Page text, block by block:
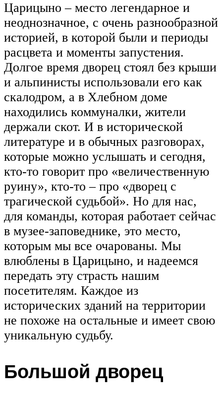
Царицыно – место легендарное и
неоднозначное, с очень разнообразной
историей, в которой были и периоды
расцвета и моменты запустения.
Долгое время дворец стоял без крыши
и альпинисты использовали его как
скалодром, а в Хлебном доме
находились коммуналки, жители
держали скот. И в исторической
литературе и в обычных разговорах,
которые можно услышать и сегодня,
кто-то говорит про «величественную
руину», кто-то – про «дворец с
трагической судьбой». Но для нас,
для команды, которая работает сейчас
в музее-заповеднике, это место,
которым мы все очарованы. Мы
влюблены в Царицыно, и надеемся
передать эту страсть нашим
посетителям. Каждое из
исторических зданий на территории
не похоже на остальные и имеет свою
уникальную судьбу.
Большой дворец